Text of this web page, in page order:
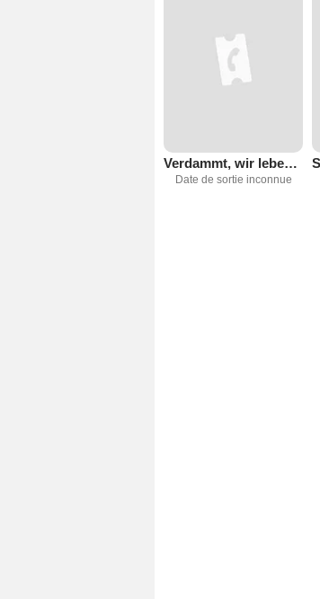
Verdammt, wir leben noch!
Date de sortie inconnue